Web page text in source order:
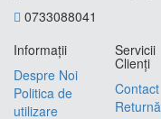
0733088041
Informaţii
Despre Noi
Politica de
utilizare
Servicii
Clienţi
Contact